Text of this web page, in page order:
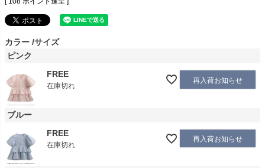
カラー サイズ
ピンク
FREE
在庫切れ
再入荷お知らせ
ブルー
FREE
在庫切れ
再入荷お知らせ